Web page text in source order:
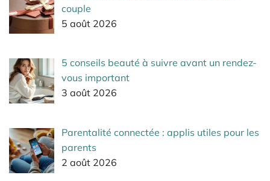
couple
5 août 2026
5 conseils beauté à suivre avant un rendez-
vous important
3 août 2026
Parentalité connectée : applis utiles pour les
parents
2 août 2026